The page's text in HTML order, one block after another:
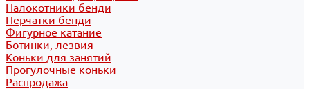
Налокотники бенди
Перчатки бенди
Фигурное катание
Ботинки, лезвия
Коньки для занятий
Прогулочные коньки
Распродажа